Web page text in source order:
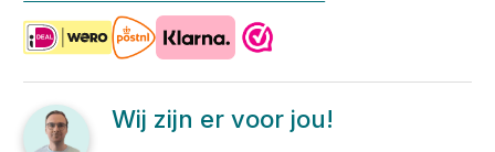
Wij zijn er voor jou!